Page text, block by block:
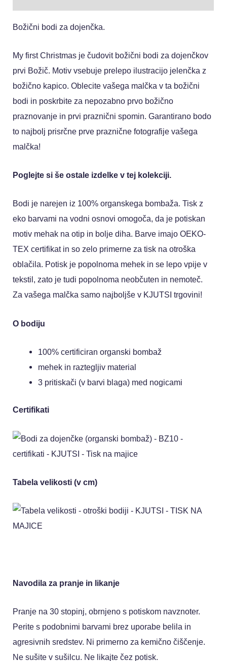
Božični bodi za dojenčka.
My first Christmas je čudovit božični bodi za dojenčkov
prvi Božič. Motiv vsebuje prelepo ilustracijo jelenčka z
božično kapico. Oblecite vašega malčka v ta božični
bodi in poskrbite za nepozabno prvo božično
praznovanje in prvi praznični spomin. Garantirano bodo
to najbolj prisrčne prve praznične fotografije vašega
malčka!
Poglejte si še ostale izdelke v tej kolekciji.
Bodi je narejen iz 100% organskega bombaža. Tisk z
eko barvami na vodni osnovi omogoča, da je potiskan
motiv mehak na otip in bolje diha. Barve imajo OEKO-
TEX certifikat in so zelo primerne za tisk na otroška
oblačila. Potisk je popolnoma mehek in se lepo vpije v
tekstil, zato je tudi popolnoma neobčuten in nemoteč.
Za vašega malčka samo najboljše v KJUTSI trgovini!
O bodiju
100% certificiran organski bombaž
mehek in raztegljiv material
3 pritiskači (v barvi blaga) med nogicami
Certifikati
Tabela velikosti (v cm)
Navodila za pranje in likanje
Pranje na 30 stopinj, obrnjeno s potiskom navznoter.
Perite s podobnimi barvami brez uporabe belila in
agresivnih sredstev. Ni primerno za kemično čiščenje.
Ne sušite v sušilcu. Ne likajte čez potisk.